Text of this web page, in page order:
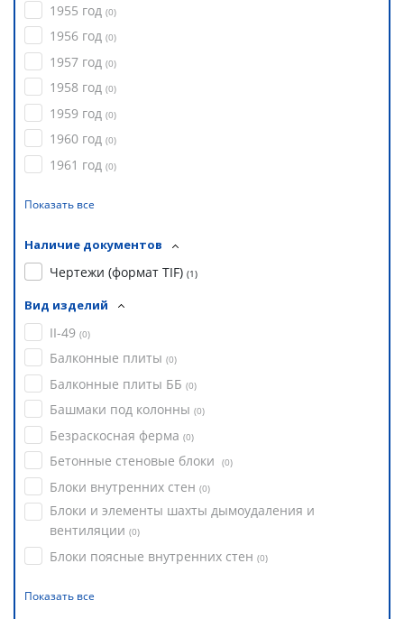
1955 год (0)
1956 год (0)
1957 год (0)
1958 год (0)
1959 год (0)
1960 год (0)
1961 год (0)
Показать все
Наличие документов
Чертежи (формат TIF) (1)
Вид изделий
II-49 (0)
Балконные плиты (0)
Балконные плиты ББ (0)
Башмаки под колонны (0)
Безраскосная ферма (0)
Бетонные стеновые блоки (0)
Блоки внутренних стен (0)
Блоки и элементы шахты дымоудаления и
вентиляции (0)
Блоки поясные внутренних стен (0)
Показать все